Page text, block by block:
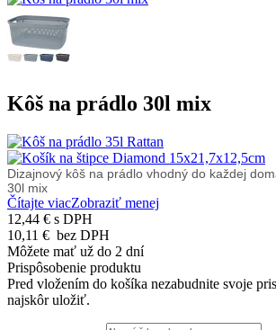
Kôš na prádlo 30l mix
Dizajnový kôš na prádlo vhodný do každej
30l mix
Čítajte viacZobraziť menej
12,44 € s DPH
10,11 € bez DPH
Môžete mať už do 2 dní
Prispôsobenie produktu
Pred vložením do košíka nezabudnite svoje
najskôr uložiť.